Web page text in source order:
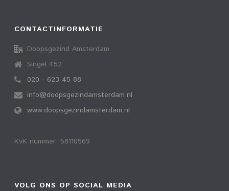
CONTACTINFORMATIE
Doopsgezind Amsterdam
Singel 452
020 - 623 45 88
info@doopsgezindamsterdam.nl
www.doopsgezindamsterdam.nl
KvK nummer: 58110569
VOLG ONS OP SOCIAL MEDIA